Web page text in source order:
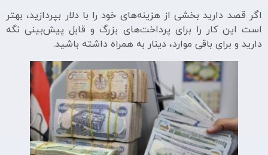
اگر قصد دارید بخشی از هزینه‌های خود را با دلار بپردازید، بهتر
است این کار را برای پرداخت‌های بزرگ و قابل پیش‌بینی نگه
دارید و برای باقی موارد، دینار به همراه داشته باشید.